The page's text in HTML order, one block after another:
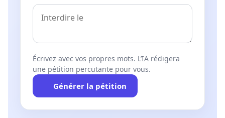
Écrivez avec vos propres mots. L’IA rédigera
une pétition percutante pour vous.
Générer la pétition